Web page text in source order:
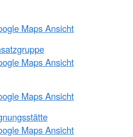
Maps Ansicht
Maps Ansicht
Maps Ansicht
Maps Ansicht